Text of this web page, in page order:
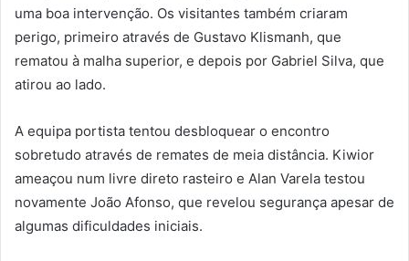
uma boa intervenção. Os visitantes também criaram
perigo, primeiro através de Gustavo Klismanh, que
rematou à malha superior, e depois por Gabriel Silva, que
atirou ao lado.
A equipa portista tentou desbloquear o encontro
sobretudo através de remates de meia distância. Kiwior
ameaçou num livre direto rasteiro e Alan Varela testou
novamente João Afonso, que revelou segurança apesar de
algumas dificuldades iniciais.